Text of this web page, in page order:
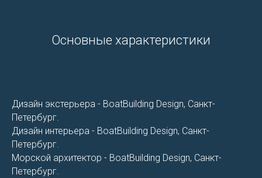
Основные характеристики
Дизайн экстерьера - BoatBuilding Design, Санкт-
Петербург.
Дизайн интерьера - BoatBuilding Design, Санкт-
Петербург.
Морской архитектор - BoatBuilding Design, Санкт-
Петербург.